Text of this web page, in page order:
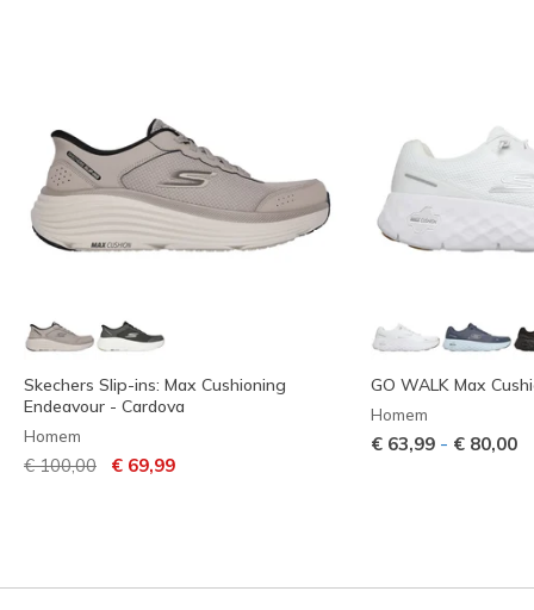
Skechers Slip-ins: Max Cushioning
Endeavour - Cardova
Homem
Preço com desconto de
€ 100,00 para
€ 69,99
GO WALK Max
Homem
€ 63,99 - € 80,00